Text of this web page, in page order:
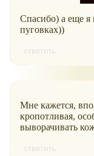
Спасибо) а еще я
пуговках))
ответить
Мне кажется,
кропотливая,
выворачивать
ответить